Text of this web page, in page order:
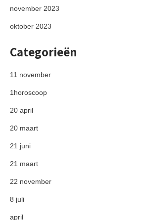
november 2023
oktober 2023
Categorieën
11 november
1horoscoop
20 april
20 maart
21 juni
21 maart
22 november
8 juli
april